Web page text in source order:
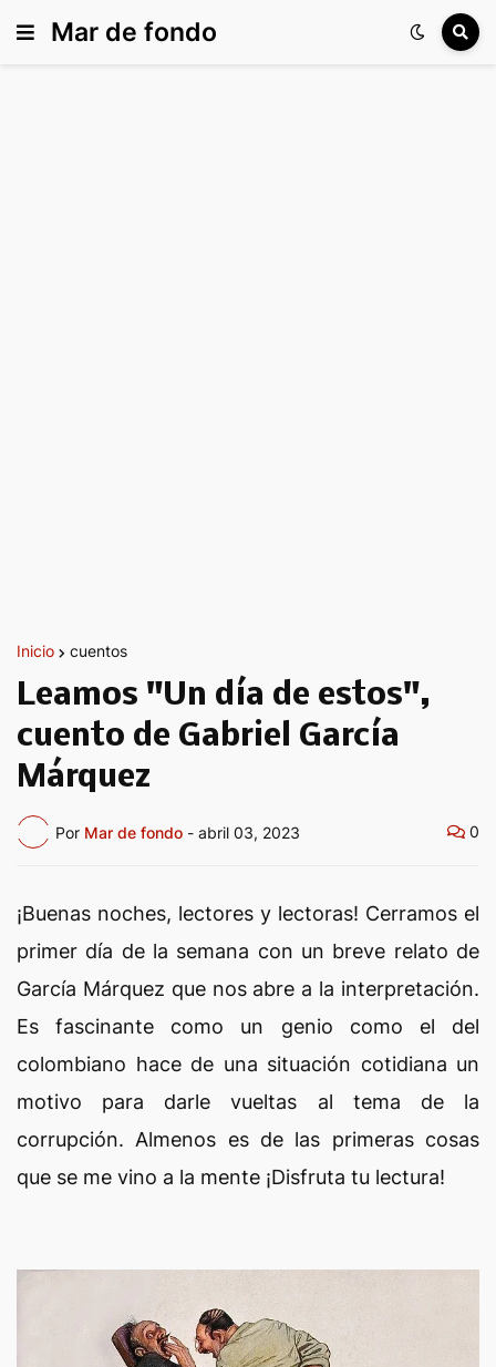
Mar de fondo
Inicio cuentos
Leamos "Un día de estos",
cuento de Gabriel García
Márquez
Por Mar de fondo - abril 03, 2023 0
¡Buenas noches, lectores y lectoras! Cerramos el
primer día de la semana con un breve relato de
García Márquez que nos abre a la interpretación.
Es fascinante como un genio como el del
colombiano hace de una situación cotidiana un
motivo para darle vueltas al tema de la
corrupción. Almenos es de las primeras cosas
que se me vino a la mente ¡Disfruta tu lectura!